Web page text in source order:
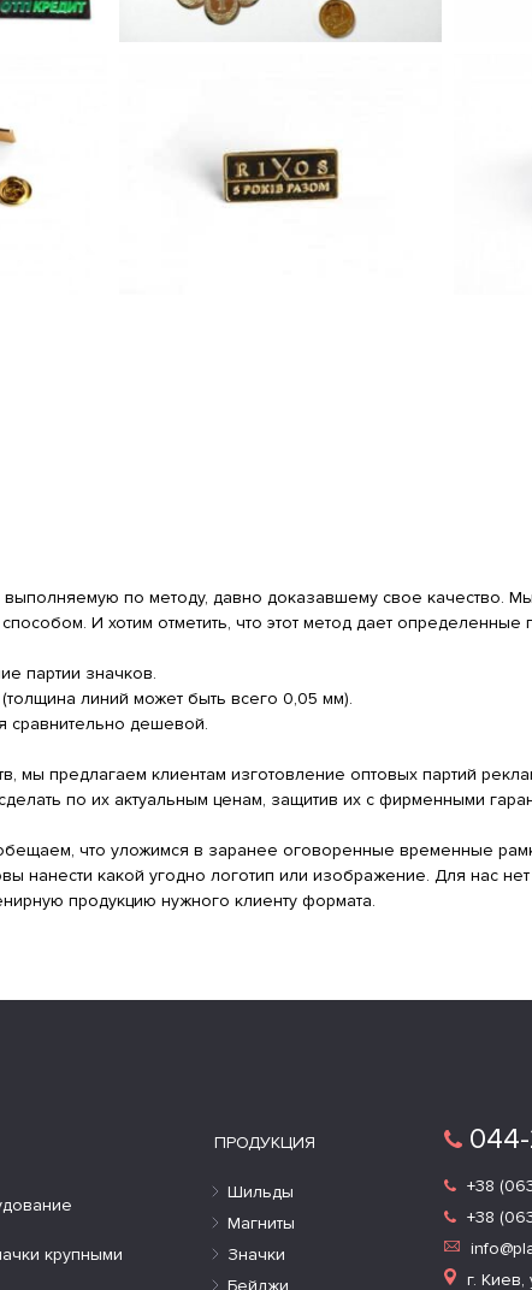
по методу, давно доказавшему свое качество.
И хотим отметить, что этот метод дает определенные
партии значков.
линий может быть всего 0,05 мм).
сравнительно дешевой.
мы предлагаем клиентам изготовление оптовых партий
по их актуальным ценам, защитив их с фирменными
что уложимся в заранее оговоренные временные
нанести какой угодно логотип или изображение. Для нас
продукцию нужного клиенту формата.
крупными
ПРОДУКЦИЯ
Шильды
Магниты
Значки
Бейджи
044-
+38
+38
г. Киев,